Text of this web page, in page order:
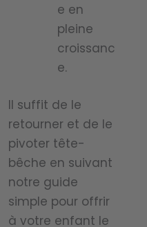
Idéal
pour…
pour
un
usage
quotidi
en, il
l’air et
aide à
évacue
efficac
ement
l’humid
ité,
vous
assura
e en
pleine
croissanc
e.
Il suffit de le
retourner et de le
pivoter tête-
bêche en suivant
notre guide
simple pour offrir
à votre enfant le